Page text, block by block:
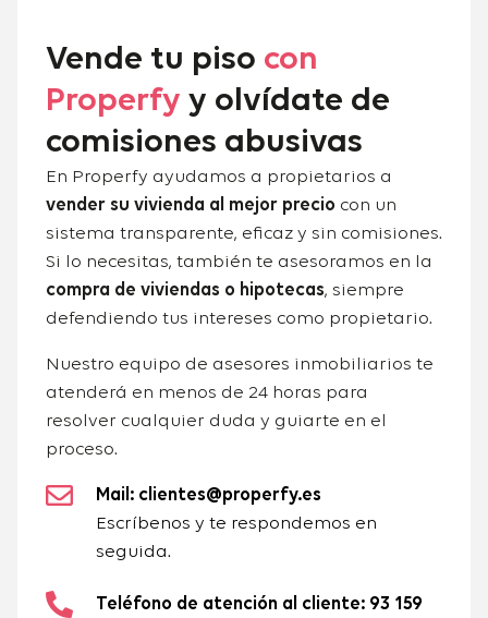
Vende tu piso con
Properfy y olvídate de
comisiones abusivas
En Properfy ayudamos a propietarios a
vender su vivienda al mejor precio con un
sistema transparente, eficaz y sin comisiones.
Si lo necesitas, también te asesoramos en la
compra de viviendas o hipotecas, siempre
defendiendo tus intereses como propietario.
Nuestro equipo de asesores inmobiliarios te
atenderá en menos de 24 horas para
resolver cualquier duda y guiarte en el
proceso.
Mail: clientes@properfy.es
Escríbenos y te respondemos en
seguida.
Teléfono de atención al cliente: 93 159